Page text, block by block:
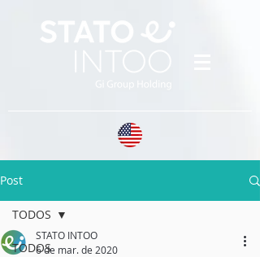
Post
TODOS
TODOS
STATO INTOO
6 de mar. de 2020